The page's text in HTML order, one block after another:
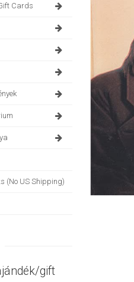
Cards
(no US Shipping)
gift